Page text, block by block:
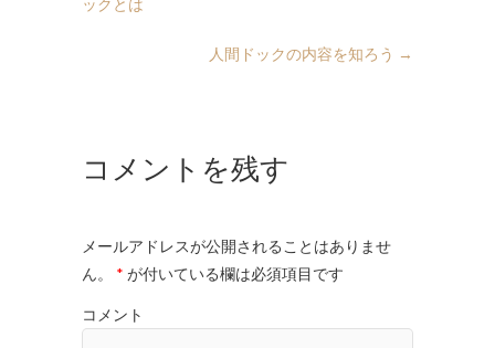
ックとは
人間ドックの内容を知ろう →
コメントを残す
メールアドレスが公開されることはありませ
ん。
* が付いている欄は必須項目です
コメント